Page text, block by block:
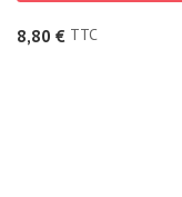
8,80 € TTC